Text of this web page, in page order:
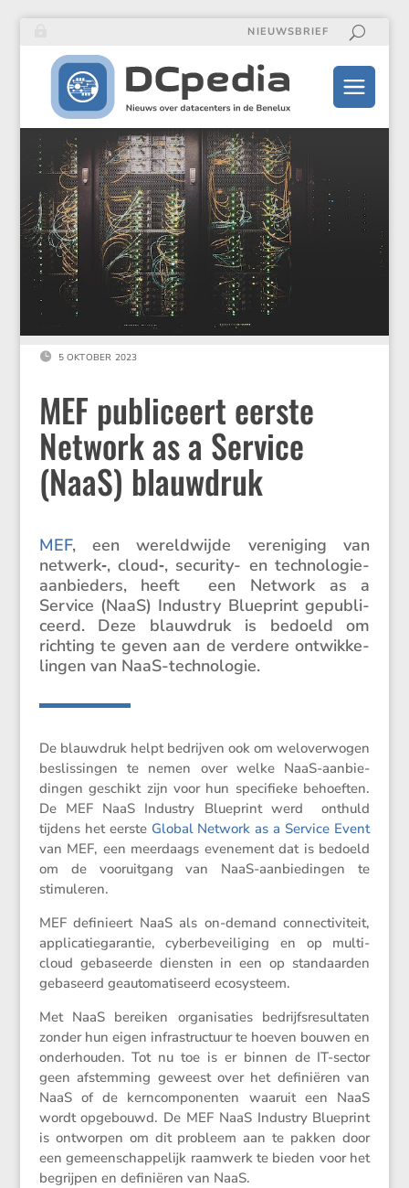
NIEUWSBRIEF
 5 OKTOBER 2023
MEF publiceert eerste
Network as a Service
(NaaS) blauwdruk
MEF, een wereld­wijde vereni­ging van
netwerk‑, cloud‑, security- en techno­lo­gie­
aan­bie­ders, heeft een Network as a
Service (NaaS) Industry Blueprint gepubli­
ceerd. Deze blauw­druk is bedoeld om
richting te geven aan de verdere ontwik­ke­
lingen van NaaS-technologie.
De blauw­druk helpt bedrijven ook om welover­wogen
beslis­singen te nemen over welke NaaS-aanbie­
dingen geschikt zijn voor hun speci­fieke behoeften.
De MEF NaaS Industry Blueprint werd onthuld
tijdens het eerste Global Network as a Service Event
van MEF, een meerdaags evene­ment dat is bedoeld
om de vooruit­gang van NaaS-aanbie­dingen te
stimuleren.
MEF defini­eert NaaS als on-demand connec­ti­vi­teit,
appli­ca­tie­ga­rantie, cyber­be­vei­li­ging en op multi-
cloud gebaseerde diensten in een op standaarden
gebaseerd geauto­ma­ti­seerd ecosysteem.
Met NaaS bereiken organi­sa­ties bedrijfs­re­sul­taten
zonder hun eigen infra­struc­tuur te hoeven bouwen en
onder­houden. Tot nu toe is er binnen de IT-sector
geen afstem­ming geweest over het defini­ëren van
NaaS of de kerncom­po­nenten waaruit een NaaS
wordt opgebouwd. De MEF NaaS Industry Blueprint
is ontworpen om dit probleem aan te pakken door
een gemeen­schap­pe­lijk raamwerk te bieden voor het
begrijpen en defini­ëren van NaaS.